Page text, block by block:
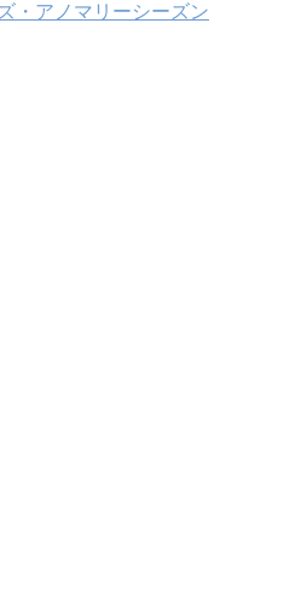
・アノマリーシーズン